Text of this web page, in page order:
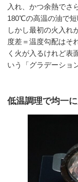
入れ、かつ余熱でさ
180℃の高温の油で短
しかし最初の火入れ
度差＝温度勾配はそ
く火が入るけれど表
いう「グラデーショ
低温調理で均一